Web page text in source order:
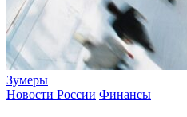
Зумеры
Новости России Финансы